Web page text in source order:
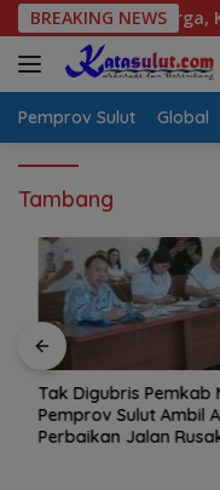
Langsung
ke
konten
BREAKING NEWS
Warga, Kawal
Pemprov Sulut Global
Tambang
Tak Digubris Pemkab
Pemprov Sulut Ambil Alih
Perbaikan Jalan Rusak